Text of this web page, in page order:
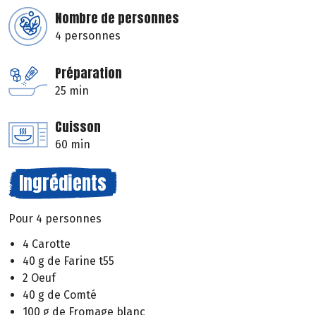
Nombre de personnes
4 personnes
Préparation
25 min
Cuisson
60 min
Ingrédients
Pour 4 personnes
4 Carotte
40 g de Farine t55
2 Oeuf
40 g de Comté
100 g de Fromage blanc